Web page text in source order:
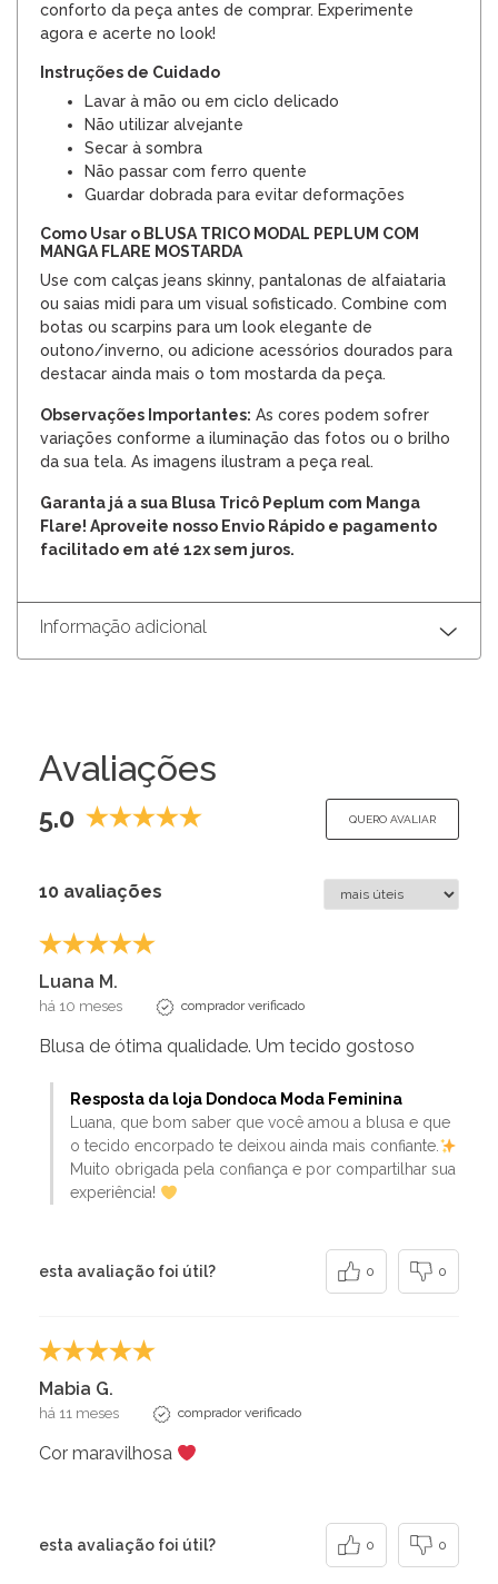
conforto da peça antes de comprar. Experimente
agora e acerte no look!
Instruções de Cuidado
Lavar à mão ou em ciclo delicado
Não utilizar alvejante
Secar à sombra
Não passar com ferro quente
Guardar dobrada para evitar deformações
Como Usar o BLUSA TRICO MODAL PEPLUM COM
MANGA FLARE MOSTARDA
Use com calças jeans skinny, pantalonas de alfaiataria
ou saias midi para um visual sofisticado. Combine com
botas ou scarpins para um look elegante de
outono/inverno, ou adicione acessórios dourados para
destacar ainda mais o tom mostarda da peça.
Observações Importantes: As cores podem sofrer
variações conforme a iluminação das fotos ou o brilho
da sua tela. As imagens ilustram a peça real.
Garanta já a sua Blusa Tricô Peplum com Manga
Flare! Aproveite nosso Envio Rápido e pagamento
facilitado em até 12x sem juros.
Informação adicional
Avaliações
5.0 QUERO AVALIAR
10 avaliações
Luana M.
há 10 meses comprador verificado
Blusa de ótima qualidade. Um tecido gostoso
Resposta da loja Dondoca Moda Feminina
Luana, que bom saber que você amou a blusa e que
o tecido encorpado te deixou ainda mais confiante.
Muito obrigada pela confiança e por compartilhar sua
experiência!
esta avaliação foi útil? 0 0
Mabia G.
há 11 meses comprador verificado
Cor maravilhosa
esta avaliação foi útil? 0 0